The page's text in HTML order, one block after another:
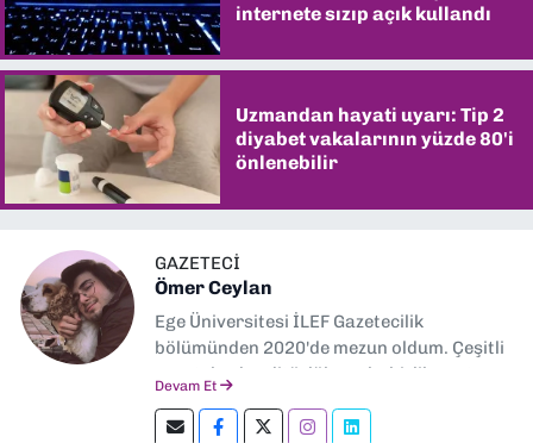
internete sızıp açık kullandı
Uzmandan hayati uyarı: Tip 2
diyabet vakalarının yüzde 80'i
önlenebilir
GAZETECİ
Ömer Ceylan
Ege Üniversitesi İLEF Gazetecilik
bölümünden 2020'de mezun oldum. Çeşitli
gazetelerde editörlük, muhabirlik yaptım.
editörlük yapıyorum.
Devam Et